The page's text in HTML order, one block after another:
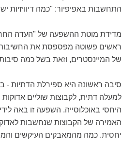
התחשבות באפיפיור: "כמה דיוויזיות
מדידת מוטת ההשפעה של "העדה
ראשים פשוטה מפספסת את החשיבות
של המיינסטרים, וזאת בשל כמה
סיבה ראשונה היא ספירלת הדתיות -
למעלה דתית, לקבוצות שוליים
היחסי באוכלוסייה. השפעה זו באה
האמירה של הקבוצות שנחשבות
יחסית. כמה מהמאבקים העיקשים